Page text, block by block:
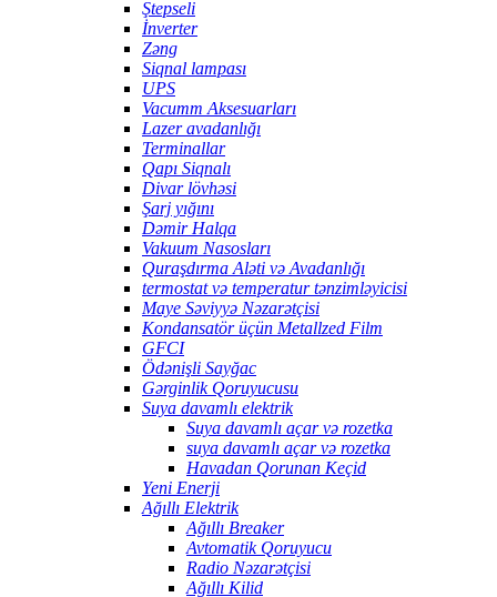
Ştepseli
İnverter
Zəng
Siqnal lampası
UPS
Vacumm Aksesuarları
Lazer avadanlığı
Terminallar
Qapı Siqnalı
Divar lövhəsi
Şarj yığını
Dəmir Halqa
Vakuum Nasosları
Quraşdırma Aləti və Avadanlığı
termostat və temperatur tənzimləyicisi
Maye Səviyyə Nəzarətçisi
Kondansatör üçün Metallzed Film
GFCI
Ödənişli Sayğac
Gərginlik Qoruyucusu
Suya davamlı elektrik
Suya davamlı açar və rozetka
suya davamlı açar və rozetka
Havadan Qorunan Keçid
Yeni Enerji
Ağıllı Elektrik
Ağıllı Breaker
Avtomatik Qoruyucu
Radio Nəzarətçisi
Ağıllı Kilid